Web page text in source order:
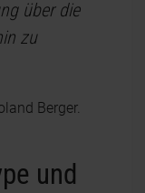
über die
zu
Berger.
und